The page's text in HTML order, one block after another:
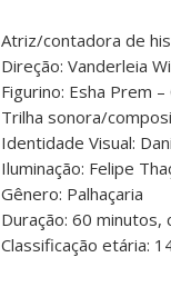
Atriz/contadora de
Direção: Vanderleia
Figurino: Esha Prem
Trilha sonora/
Identidade Visual:
Iluminação: Felipe
Gênero: Palhaçaria
Duração: 60
Classificação etária: